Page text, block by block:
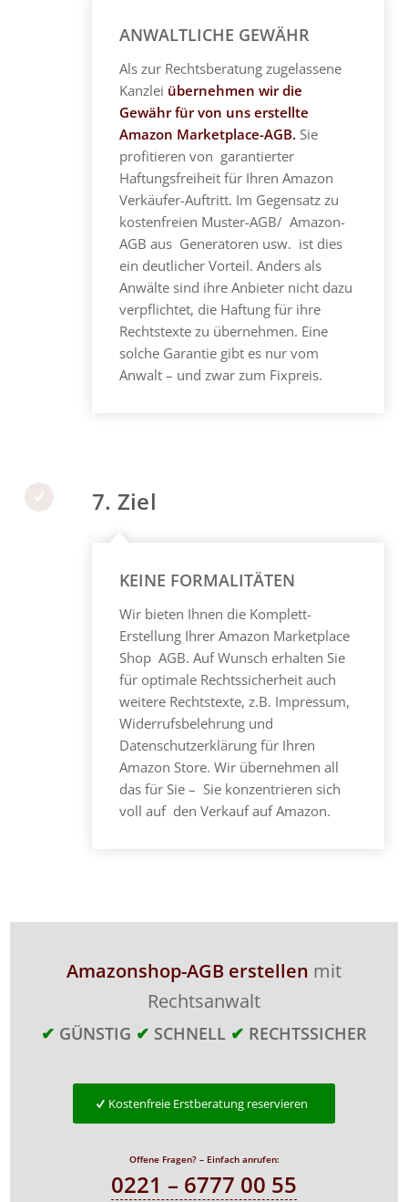
ANWALTLICHE GEWÄHR
Als zur Rechtsberatung zugelassene
Kanzlei übernehmen wir die
Gewähr für von uns erstellte
Amazon Marketplace-AGB.Sie
profitieren von garantierter
Haftungsfreiheit für Ihren Amazon
Verkäufer-Auftritt. Im Gegensatz zu
kostenfreien Muster-AGB/ Amazon-
AGB aus Generatoren usw. ist dies
ein deutlicher Vorteil. Anders als
Anwälte sind ihre Anbieter nicht dazu
verpflichtet, die Haftung für ihre
Rechtstexte zu übernehmen. Eine
solche Garantie gibt es nur vom
Anwalt – und zwar zum Fixpreis.
7. Ziel
KEINE FORMALITÄTEN
Wir bieten Ihnen die Komplett-
Erstellung Ihrer Amazon Marketplace
Shop AGB. Auf Wunsch erhalten Sie
für optimale Rechtssicherheit auch
weitere Rechtstexte, z.B. Impressum,
Widerrufsbelehrung und
Datenschutzerklärung für Ihren
Amazon Store. Wir übernehmen all
das für Sie – Sie konzentrieren sich
voll auf den Verkauf auf Amazon.
Amazonshop-AGB erstellen mit
Rechtsanwalt
✔ GÜNSTIG ✔ SCHNELL ✔ RECHTSSICHER
Kostenfreie Erstberatung reservieren
Offene Fragen? – Einfach anrufen:
0221 – 6777 00 55